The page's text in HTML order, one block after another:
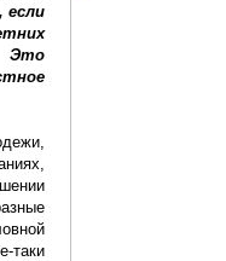
если
Это
таки